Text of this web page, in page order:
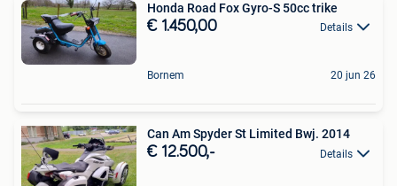
Honda Road Fox Gyro-S 50cc trike
€ 1.450,00 Details
Bornem 20 jun 26
Can Am Spyder St Limited Bwj. 2014
€ 12.500,- Details